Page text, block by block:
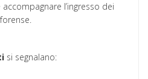
accompagnare l’ingresso dei
si segnalano: